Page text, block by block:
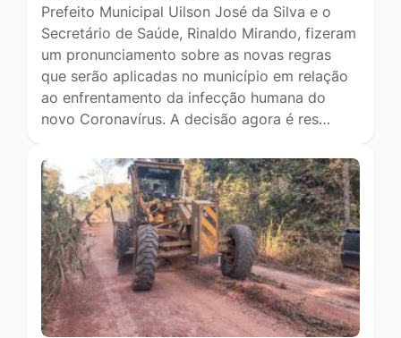
Prefeito Municipal Uilson José da Silva e o
Secretário de Saúde, Rinaldo Mirando, fizeram
um pronunciamento sobre as novas regras
que serão aplicadas no município em relação
ao enfrentamento da infecção humana do
novo Coronavírus. A decisão agora é res…